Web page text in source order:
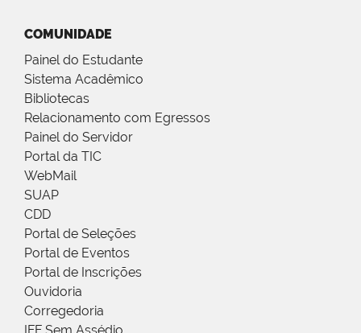
COMUNIDADE
Painel do Estudante
Sistema Acadêmico
Bibliotecas
Relacionamento com Egressos
Painel do Servidor
Portal da TIC
WebMail
SUAP
CDD
Portal de Seleções
Portal de Eventos
Portal de Inscrições
Ouvidoria
Corregedoria